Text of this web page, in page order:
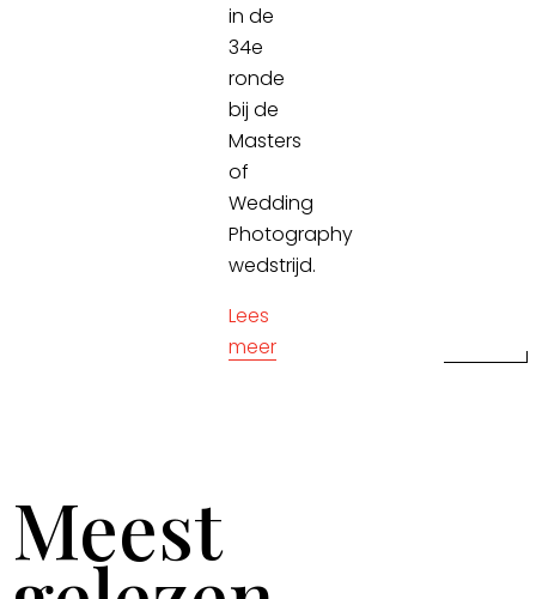
in de
34e
ronde
bij de
Masters
of
Wedding
Photography
wedstrijd.
Lees
meer
Meest